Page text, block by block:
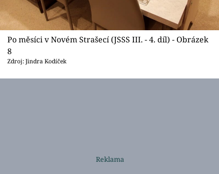
Po měsíci v Novém Strašecí (JSSS III. - 4. díl) - Obrázek
8
Zdroj: Jindra Kodíček